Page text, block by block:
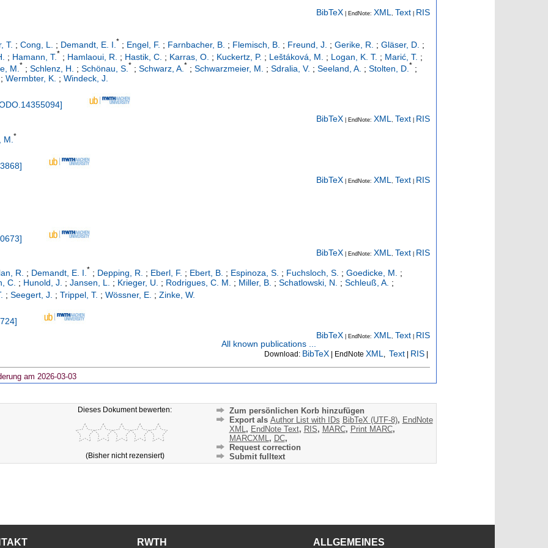
BibTeX | EndNote: XML, Text RIS
T. ; Cong, L. ; Demandt, E. I. * ; Engel, F. ; Farnbacher, B. ; Flemisch, B. ; Freund, J. ; Gerike, R. ; Gläser, D. ;
; Hamann, T.* ; Hamlaoui, R. ; Hastik, C. ; Karras, O. ; Kuckertz, P. ; Leštáková, M. ; Logan, K. T. ; Marić, T. ;
M.* ; Schlenz, H. ; Schönau, S.* ; Schwarz, A.* ; Schwarzmeier, M. ; Sdralia, V. ; Seeland, A. ; Stolten, D.* ;
Wermbter, K. ; Windeck, J.
]
BibTeX | EndNote: XML, Text RIS
*
]
BibTeX | EndNote: XML , Text RIS
]
BibTeX | EndNote: XML Text RIS
R. ; Demandt, E. I.* ; Depping, R. ; Eberl, F. ; Ebert, B. ; Espinoza, S. ; Fuchsloch, S. ; Goedicke, M. ;
C. ; Hunold, J. ; Jansen, L. ; Krieger, U. ; Rodrigues, C. M. ; Miller, B. ; Schatlowski, N. ; Schleuß, A. ;
; Seegert, J. ; Trippel, T. ; Wössner, E. ; Zinke, W.
]
BibTeX | EndNote: XML Text RIS
All known publications ...
Download: BibTeX | EndNote XML Text | RIS |
am 2026-03-03
Dieses Dokument bewerten:
(Bisher nicht rezensiert)
Zum persönlichen Korb hinzufügen
Export als Author List with IDs BibTeX (UTF-8), EndNote
XML , EndNote Text, RIS, MARC, Print MARC,
MARCXML , DC,
Request correction
Submit fulltext
RWTH ALLGEMEINES